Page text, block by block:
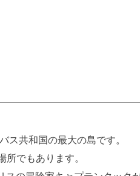
ス共和国の最大の島です。
でもあります。